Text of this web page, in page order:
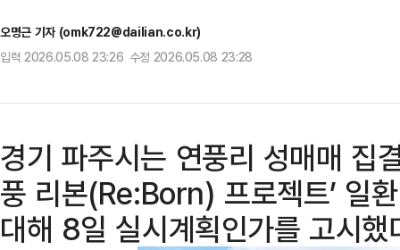
오명근 기자 (omk722@dailian.co.kr)
입력 2026.05.08 23:26 수정 2026.05.08 23:28
경기 파주시는 연풍리 성매매 집
풍 리본(Re:Born) 프로젝트’ 일
대해 8일 실시계획인가를 고시했